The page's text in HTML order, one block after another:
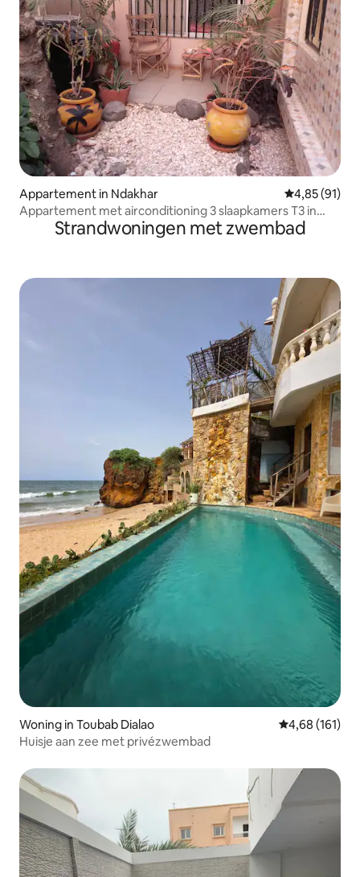
Appartement in Ndakhar Gemiddelde
4,85 (91)
Appartement met airconditioning 3 slaapkamers T3 in
Ouest FoireStrandwoningen met zwembad
Woning in Toubab Dialao Gemiddelde
4,68 (161)
Huisje aan zee met privézwembad